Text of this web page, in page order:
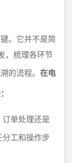
。它并不是简
，梳理各环节
的流程。 在电
单处理还是
工和操作步